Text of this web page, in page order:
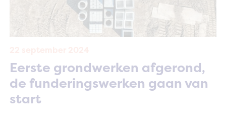
Eerste grondwerken afgerond,
de funderingswerken gaan van
start